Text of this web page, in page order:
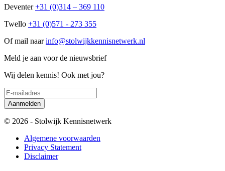
Deventer+31 (0)314 – 369 110
Twello +31 (0)571 - 273 355
Of mail naarinfo@stolwijkkennisnetwerk.nl
Meld je aan voor de nieuwsbrief
Wij delen kennis! Ook met jou?
© 2026 - Stolwijk Kennisnetwerk
Algemene voorwaarden
Privacy Statement
Disclaimer